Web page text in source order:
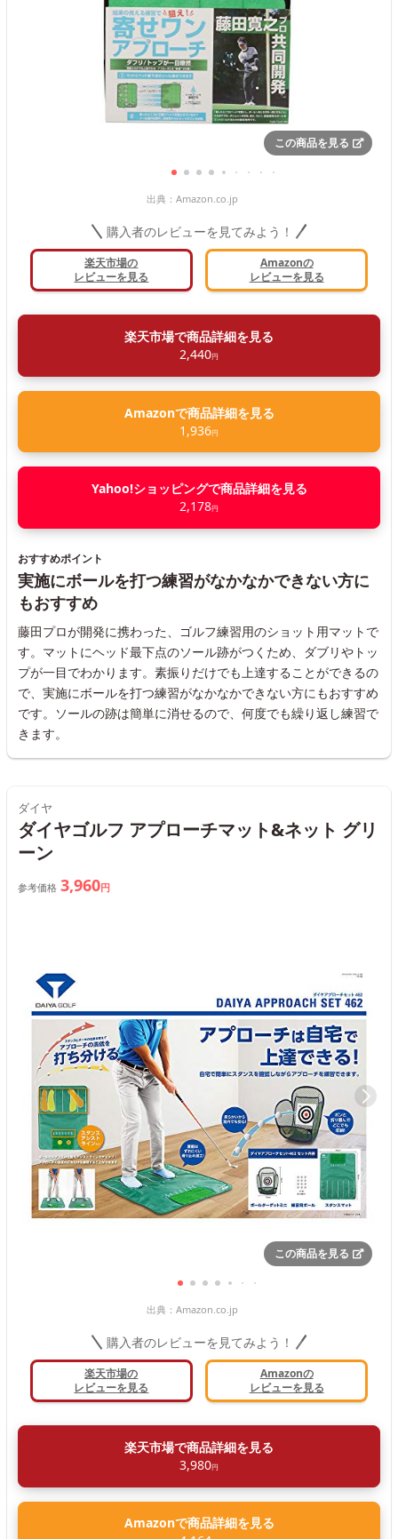
この商品を見る
出典： Amazon.co.jp
購入者のレビューを見てみよう！
楽天市場の
レビューを見る
Amazonの
レビューを見る
楽天市場で商品詳細を見る
2,440円
Amazonで商品詳細を見る
1,936円
Yahoo!ショッピングで商品詳細を見る
2,178円
おすすめポイント
実施にボールを打つ練習がなかなかできない方に
もおすすめ
藤田プロが開発に携わった、ゴルフ練習用のショット用マットで
す。マットにヘッド最下点のソール跡がつくため、ダブリやトッ
プが一目でわかります。素振りだけでも上達することができるの
で、実施にボールを打つ練習がなかなかできない方にもおすすめ
です。ソールの跡は簡単に消せるので、何度でも繰り返し練習で
きます。
ダイヤ
ダイヤゴルフ アプローチマット&ネット グリ
ーン
参考価格 3,960円
この商品を見る
出典： Amazon.co.jp
購入者のレビューを見てみよう！
楽天市場の
レビューを見る
Amazonの
レビューを見る
楽天市場で商品詳細を見る
3,980円
Amazonで商品詳細を見る